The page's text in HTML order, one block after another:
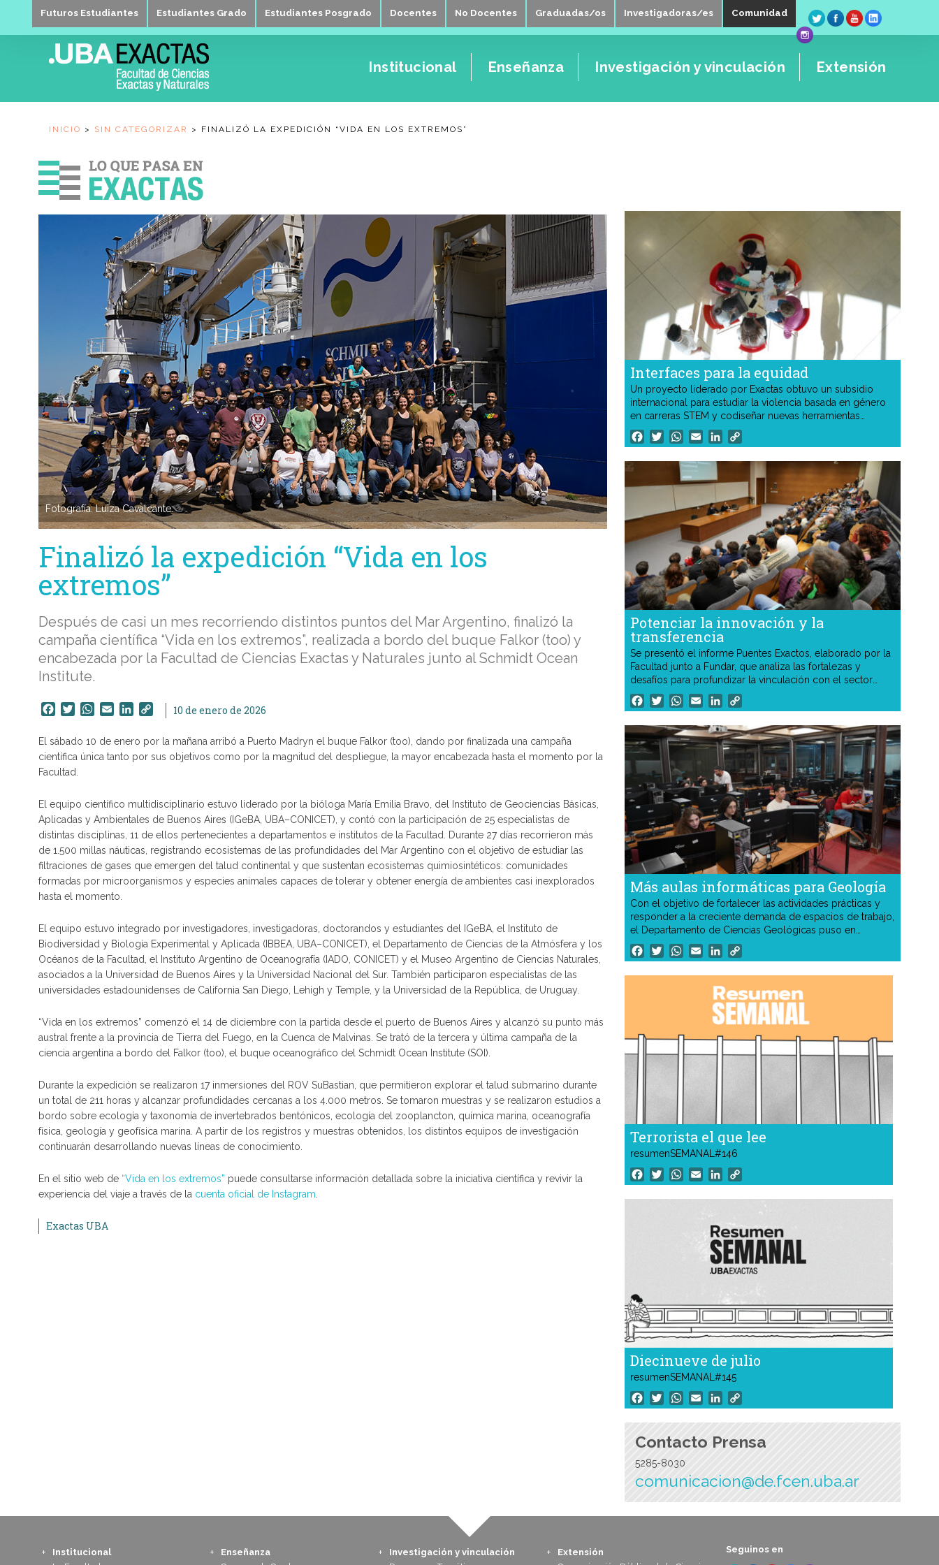
Futuros Estudiantes Estudiantes Grado Estudiantes Posgrado Docentes No Docentes Graduadas/os Investigadoras/es Comunidad
Institucional Enseñanza Investigación y vinculación Extensión
INICIO > SIN CATEGORIZAR > FINALIZÓ LA EXPEDICIÓN “VIDA EN LOS EXTREMOS”
Fotografía: Luiza Cavalcante.
Finalizó la expedición “Vida en los
extremos”
Después de casi un mes recorriendo distintos puntos del Mar Argentino, finalizó la
campaña científica “Vida en los extremos”, realizada a bordo del buque Falkor (too) y
encabezada por la Facultad de Ciencias Exactas y Naturales junto al Schmidt Ocean
Institute.
Facebook
TwitterWhatsApp
EmailLinkedIn
Copy10 de enero de 2026
El sábado 10 de enero por la mañana arribó a Puerto Madryn el buque Falkor (too), dando por finalizada una campaña
científica única tanto por sus objetivos como por la magnitud del despliegue, la mayor encabezada hasta el momento por la
Facultad.
El equipo científico multidisciplinario estuvo liderado por la bióloga María Emilia Bravo, del Instituto de Geociencias Básicas,
Aplicadas y Ambientales de Buenos Aires (IGeBA, UBA–CONICET), y contó con la participación de 25 especialistas de
distintas disciplinas, 11 de ellos pertenecientes a departamentos e institutos de la Facultad. Durante 27 días recorrieron más
de 1.500 millas náuticas, registrando ecosistemas de las profundidades del Mar Argentino con el objetivo de estudiar las
filtraciones de gases que emergen del talud continental y que sustentan ecosistemas quimiosintéticos: comunidades
formadas por microorganismos y especies animales capaces de tolerar y obtener energía de ambientes casi inexplorados
hasta el momento.
El equipo estuvo integrado por investigadores, investigadoras, doctorandos y estudiantes del IGeBA, el Instituto de
Biodiversidad y Biología Experimental y Aplicada (IBBEA, UBA–CONICET), el Departamento de Ciencias de la Atmósfera y los
Océanos de la Facultad, el Instituto Argentino de Oceanografía (IADO, CONICET) y el Museo Argentino de Ciencias Naturales,
asociados a la Universidad de Buenos Aires y la Universidad Nacional del Sur. También participaron especialistas de las
universidades estadounidenses de California San Diego, Lehigh y Temple, y la Universidad de la República, de Uruguay.
“Vida en los extremos” comenzó el 14 de diciembre con la partida desde el puerto de Buenos Aires y alcanzó su punto más
austral frente a la provincia de Tierra del Fuego, en la Cuenca de Malvinas. Se trató de la tercera y última campaña de la
ciencia argentina a bordo del Falkor (too), el buque oceanográfico del Schmidt Ocean Institute (SOI).
Durante la expedición se realizaron 17 inmersiones del ROV SuBastian, que permitieron explorar el talud submarino durante
un total de 211 horas y alcanzar profundidades cercanas a los 4.000 metros. Se tomaron muestras y se realizaron estudios a
bordo sobre ecología y taxonomía de invertebrados bentónicos, ecología del zooplancton, química marina, oceanografía
física, geología y geofísica marina. A partir de los registros y muestras obtenidos, los distintos equipos de investigación
continuarán desarrollando nuevas líneas de conocimiento.
En el sitio web de “Vida en los extremos” puede consultarse información detallada sobre la iniciativa científica y revivir la
experiencia del viaje a través de la cuenta oficial de Instagram.
Exactas UBA
Interfaces para la equidad
Un proyecto liderado por Exactas obtuvo un subsidio
internacional para estudiar la violencia basada en género
en carreras STEM y codiseñar nuevas herramientas
digitales e institucionales que mejoren la prevención, el
acompañamiento y las trayectorias académicas de
Facebook
TwitterWhatsApp
EmailLinkedIn
Link
Potenciar la innovación y la
transferencia
Se presentó el informe Puentes Exactos, elaborado por la
Facultad junto a Fundar, que analiza las fortalezas y
desafíos para profundizar la vinculación con el sector
productivo. El trabajo sirvió de base para la creación de
una nueva secretaría y para el diseño institucional del Polo
Facebook
TwitterWhatsApp
EmailLinkedIn
Link
Más aulas informáticas para Geología
Con el objetivo de fortalecer las actividades prácticas y
responder a la creciente demanda de espacios de trabajo,
el Departamento de Ciencias Geológicas puso en
funcionamiento tres nuevas aulas informáticas equipadas
con 66 computadoras. La iniciativa forma parte de un
manera conjunta por el Departamento y las secretarías
Académica, General y Técnica.
Facebook
TwitterWhatsApp
EmailLinkedIn
Link
Terrorista el que lee
resumenSEMANAL#146
Facebook
TwitterWhatsApp
EmailLinkedIn
Link
Diecinueve de julio
resumenSEMANAL#145
Facebook
TwitterWhatsApp
EmailLinkedIn
Link
Contacto Prensa
5285-8030
comunicacion@de.fcen.uba.ar
Institucional
Enseñanza
Investigación y vinculación
Extensión
Seguinos en